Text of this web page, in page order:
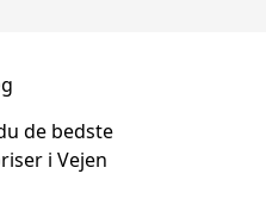
de bedste
i Vejen